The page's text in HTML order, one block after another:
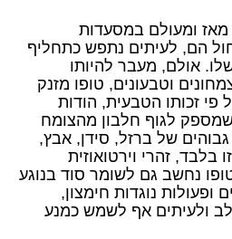
מאז ומעולם במסעדות
הם, לעיתים נתפש כתחליף
אולם, מעבר להיותו
וטבעונים, טופו מזנק
פי זכותו הטבעית, הודות
לגוף חלבון מהצומח
גבוהים של ברזל, סידן, אבץ,
בלבד, זהרי וירטואוזית
נחשב גם לשומר סוד בנוגע
ופעולות נוגדות חימצון,
לב ולעיתים אף לשמש כמנע